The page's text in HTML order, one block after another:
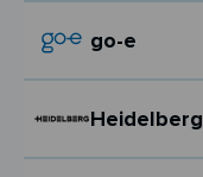
go-e
Heidelberg